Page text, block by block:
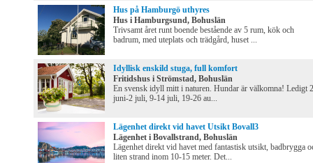
Hus på Hamburgö uthyres
Hus i Hamburgsund, Bohuslän
Trivsamt året runt boende bestående av 5 rum, kök och
badrum, med uteplats och trädgård, huset ...
Idyllisk enskild stuga, full komfort
Fritidshus i Strömstad, Bohuslän
En svensk idyll mitt i naturen. Hundar är välkomna! Ledigt
juni-2 juli, 9-14 juli, 19-26 au...
Lägenhet direkt vid havet Utsikt Bovall3
Lägenhet i Bovallstrand, Bohuslän
Lägenhet direkt vid havet med fantastisk utsikt, badbrygga
liten strand inom 10-15 meter. Det...